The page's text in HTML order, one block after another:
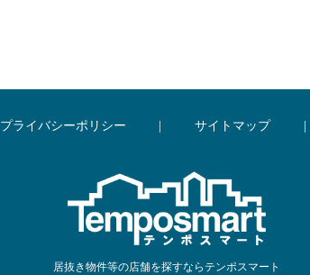
プライバシーポリシー サイトマップ
居抜き物件等の店舗を探すならテンポスマート